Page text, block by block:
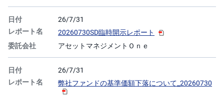
S
BI
ラ
ッ
プ
ロ
ボ
ア
ド
(R
26/7/31
20260730SD臨時開示レポート
アセットマネジメントＯｎｅ
26/7/31
弊社ファンドの基準価額下落について_20260730